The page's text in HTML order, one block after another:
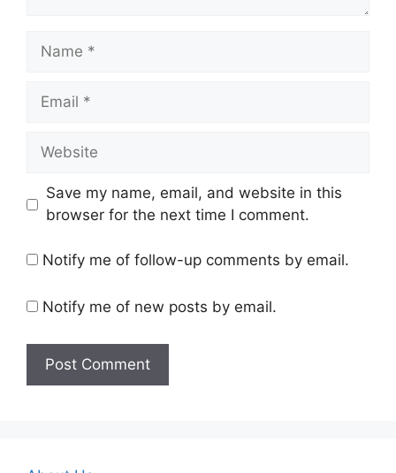
Name
Email
Website
Save my name, email, and website in this
browser for the next time I comment.
Notify me of follow-up comments by email.
Notify me of new posts by email.